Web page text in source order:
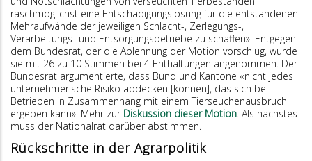
raschmöglichst eine Entschädigungslösung für die entstandenen
Mehraufwände der jeweiligen Schlacht-, Zerlegungs-,
Verarbeitungs- und Entsorgungsbetriebe zu schaffen». Entgegen
dem Bundesrat, der die Ablehnung der Motion vorschlug, wurde
sie mit 26 zu 10 Stimmen bei 4 Enthaltungen angenommen. Der
Bundesrat argumentierte, dass Bund und Kantone «nicht jedes
unternehmerische Risiko abdecken [können], das sich bei
Betrieben in Zusammenhang mit einem Tierseuchenausbruch
ergeben kann». Mehr zur Diskussion dieser Motion . Als nächstes
muss der Nationalrat darüber abstimmen.
Rückschritte in der Agrarpolitik